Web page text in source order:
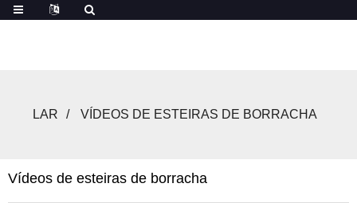
LAR VÍDEOS DE ESTEIRAS DE BORRACHA
Vídeos de esteiras de borracha